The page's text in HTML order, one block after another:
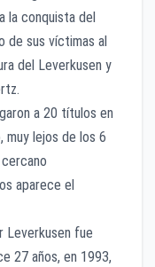
la conquista del
de sus víctimas al
del Leverkusen y
a 20 títulos en
muy lejos de los 6
aparece el
Leverkusen fue
27 años, en 1993,